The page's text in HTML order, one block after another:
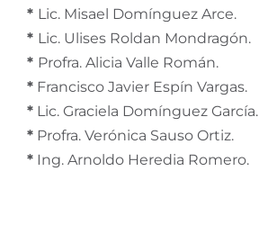
* Lic. Misael Domínguez Arce.
* Lic. Ulises Roldan Mondragón.
* Profra. Alicia Valle Román.
* Francisco Javier Espín Vargas.
* Lic. Graciela Domínguez García.
* Profra. Verónica Sauso Ortiz.
* Ing. Arnoldo Heredia Romero.